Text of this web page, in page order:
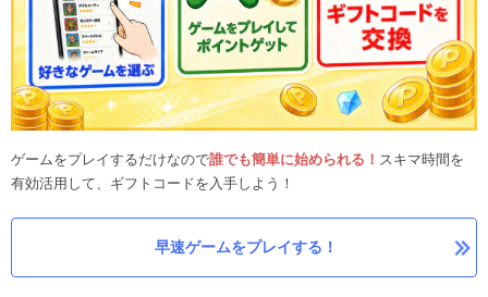
ゲームをプレイするだけなので誰でも簡単に始められる！ スキマ時間を
有効活用して、ギフトコードを入手しよう！
早速ゲームをプレイする！